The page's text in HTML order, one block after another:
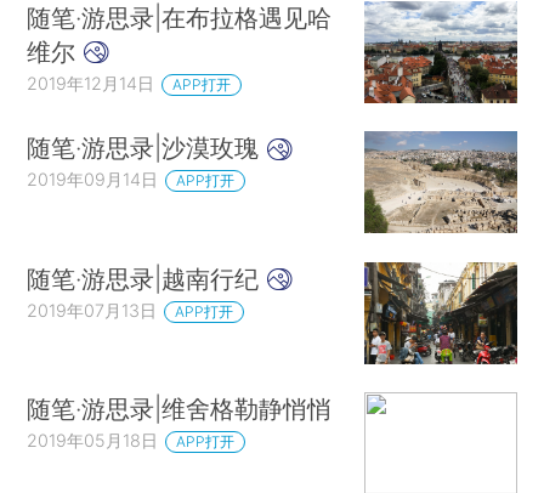
随笔·游思录|在布拉格遇见哈
维尔
2019年12月14日 APP打开
随笔·游思录|沙漠玫瑰
2019年09月14日 APP打开
随笔·游思录|越南行纪
2019年07月13日 APP打开
随笔·游思录|维舍格勒静悄悄
2019年05月18日 APP打开